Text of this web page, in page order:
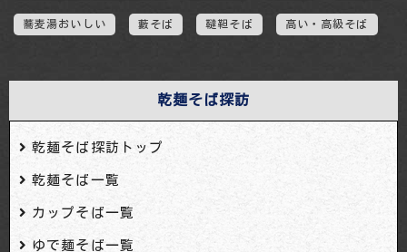
乾麺そば探訪
乾麺そば探訪トップ
乾麺そば一覧
カップそば一覧
ゆで麺そば一覧
蕎麦湯おいしい 藪そば 韃靼そば 高い・高級そば